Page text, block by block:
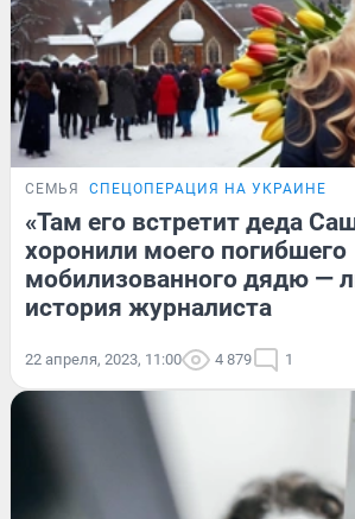
СЕМЬЯ СПЕЦОПЕРАЦИЯ НА УКРАИНЕ
«Там его встретит деда
хоронили моего погибшего
мобилизованного дядю —
история журналиста
22 апреля, 2023, 11:00 4 879 1